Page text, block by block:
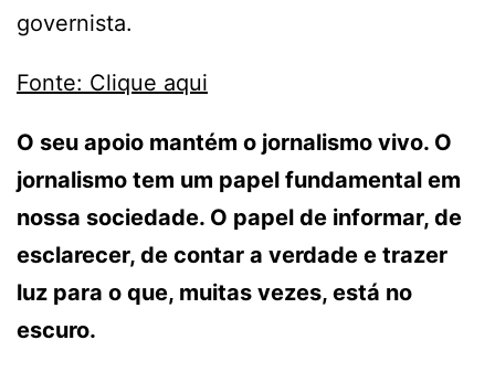
governista.
Fonte: Clique aqui
O seu apoio mantém o jornalismo vivo. O
jornalismo tem um papel fundamental em
nossa sociedade. O papel de informar, de
esclarecer, de contar a verdade e trazer
luz para o que, muitas vezes, está no
escuro.